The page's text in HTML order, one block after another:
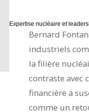
Expertise nucléaire et
Bernard
industriels
la filière
contraste avec
financière a
comme un